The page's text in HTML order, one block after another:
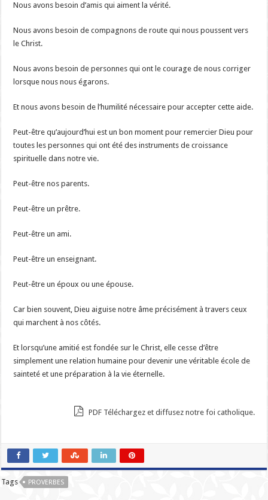
Nous avons besoin d’amis qui aiment la vérité.
Nous avons besoin de compagnons de route qui nous poussent vers
le Christ.
Nous avons besoin de personnes qui ont le courage de nous corriger
lorsque nous nous égarons.
Et nous avons besoin de l’humilité nécessaire pour accepter cette aide.
Peut-être qu’aujourd’hui est un bon moment pour remercier Dieu pour
toutes les personnes qui ont été des instruments de croissance
spirituelle dans notre vie.
Peut-être nos parents.
Peut-être un prêtre.
Peut-être un ami.
Peut-être un enseignant.
Peut-être un époux ou une épouse.
Car bien souvent, Dieu aiguise notre âme précisément à travers ceux
qui marchent à nos côtés.
Et lorsqu’une amitié est fondée sur le Christ, elle cesse d’être
simplement une relation humaine pour devenir une véritable école de
sainteté et une préparation à la vie éternelle.
PDF Téléchargez et diffusez notre foi catholique.
Tags PROVERBES